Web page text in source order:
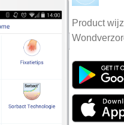
Product